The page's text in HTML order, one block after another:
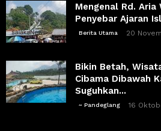
Mengenal Rd. Aria
Penyebar Ajaran
Berita Utama 20
Bikin Betah,
Cibama Dibawah
Suguhkan...
~ Pandeglang 16